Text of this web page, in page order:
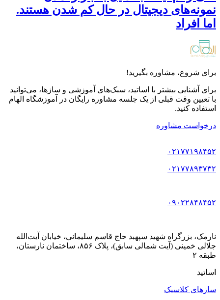
نمونه‌های دیجیتال در حال کم شدن هستند.
اما افراد
برای شروع، مشاوره بگیرید!
برای آشنایی بیشتر با اساتید، سبک‌های آموزشی و سازها، می‌توانید
با تعیین وقت قبلی از یک جلسه مشاوره رایگان در آموزشگاه الهام
استفاده کنید.
درخواست مشاوره
۰۲۱۷۷۱۹۸۴۵۲
۰۲۱۷۷۸۹۳۷۳۲
۰۹۰۲۲۸۴۸۴۵۲
نارمک، بزرگراه شهید سپهبد حاج قاسم سلیمانی، خیابان آیت‌الله
جلالی خمینی (آیت شمالی سابق)، پلاک ۸۵۶، ساختمان نارستان،
طبقه ۲
اساتید
سازهای کلاسیک